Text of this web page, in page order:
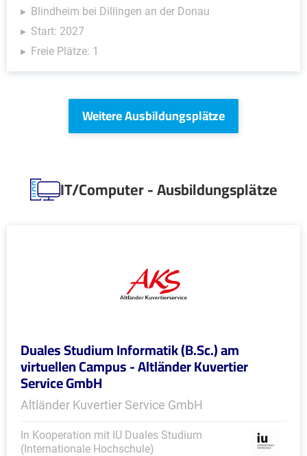
Blindheim bei Dillingen an der Donau
Start: 2027
Freie Plätze: 1
Weitere Ausbildungsplätze
IT/Computer - Ausbildungsplätze
Duales Studium Informatik (B.Sc.) am
virtuellen Campus - Altländer Kuvertier
Service GmbH
Altländer Kuvertier Service GmbH
In Kooperation mit IU Duales Studium
(Internationale Hochschule)